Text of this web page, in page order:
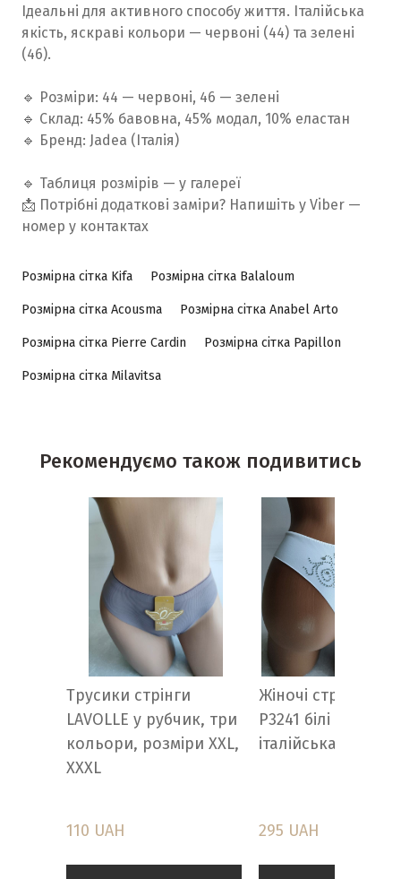
Ідеальні для активного способу життя. Італійська
якість, яскраві кольори — червоні (44) та зелені
(46).
🔹 Розміри: 44 — червоні, 46 — зелені
🔹 Склад: 45% бавовна, 45% модал, 10% еластан
🔹 Бренд: Jadea (Італія)
🔹 Таблиця розмірів — у галереї
📩 Потрібні додаткові заміри? Напишіть у Viber —
номер у контактах
Розмірна сітка Kifa Розмірна сітка Balaloum
Розмірна сітка Acousma Розмірна сітка Anabel Arto
Розмірна сітка Pierre Cardin Розмірна сітка Papillon
Розмірна сітка Milavitsa
Рекомендуємо також подивитись
Трусики стрінги
LAVOLLE у рубчик, три
кольори, розміри XXL,
XXXL
110 UAH
Жіночі стрінги
Р3241 білі
італійська білизна
295 UAH